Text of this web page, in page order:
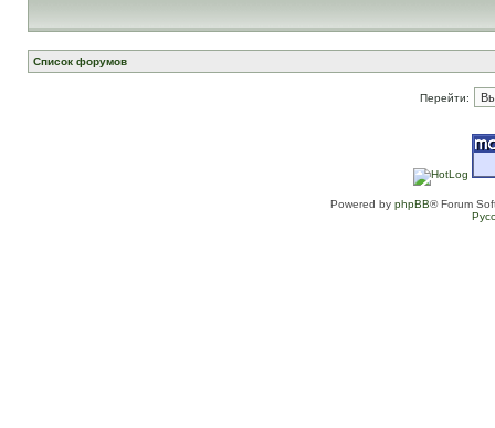
Список форумов
Перейти:
Powered by phpBB® Forum